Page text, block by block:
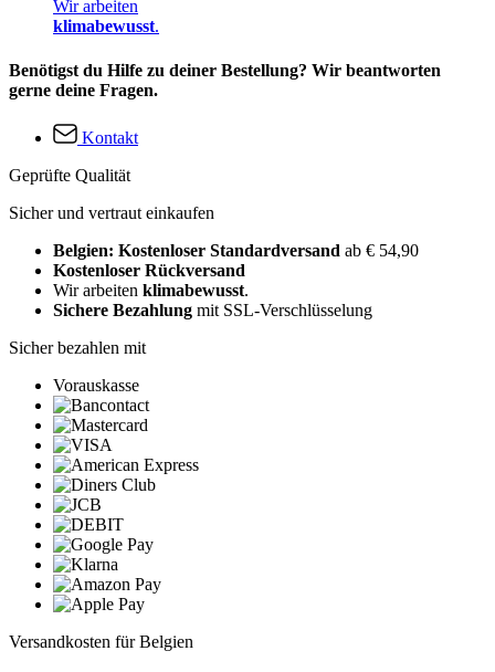
Wir arbeiten
klimabewusst.
Benötigst du Hilfe zu deiner Bestellung? Wir beantworten
gerne deine Fragen.
Kontakt
Geprüfte Qualität
Sicher und vertraut einkaufen
Belgien: Kostenloser Standardversand ab € 54,90
Kostenloser Rückversand
Wir arbeiten klimabewusst.
Sichere Bezahlung mit SSL-Verschlüsselung
Sicher bezahlen mit
Vorauskasse
Versandkosten für Belgien